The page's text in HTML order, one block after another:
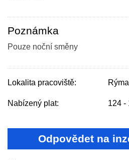
Poznámka
Pouze noční směny
Lokalita pracoviště:
Nabízený plat: 124 -
Odpovědet na